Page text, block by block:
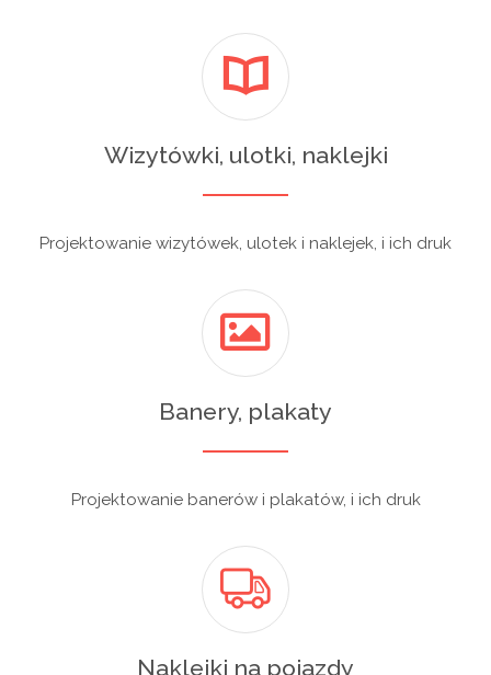
Wizytówki, ulotki, naklejki
Projektowanie wizytówek, ulotek i naklejek, i ich druk
Banery, plakaty
Projektowanie banerów i plakatów, i ich druk
Naklejki na pojazdy